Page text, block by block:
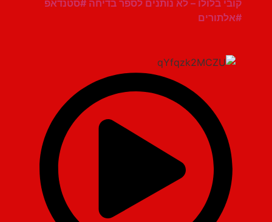
קובי בלולו – לא נותנים לספר בדיחה #סטנדאפ
#אלתורים